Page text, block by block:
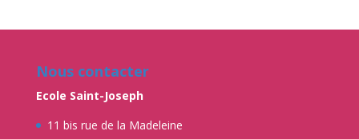
Nous contacter
Ecole Saint-Joseph
11 bis rue de la Madeleine